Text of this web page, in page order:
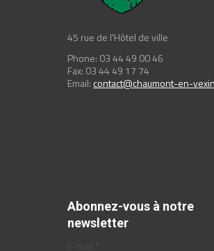
45 rue de l'Hôtel de ville
Phone: 03 44 49 00 46
Fax: 03 44 49 17 74
Email: contact@chaumont-en-
Abonnez-vous à notre
newsletter